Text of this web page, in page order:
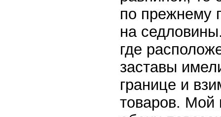
по прежнему
на
где
заставы
границе и
товаров. Мой